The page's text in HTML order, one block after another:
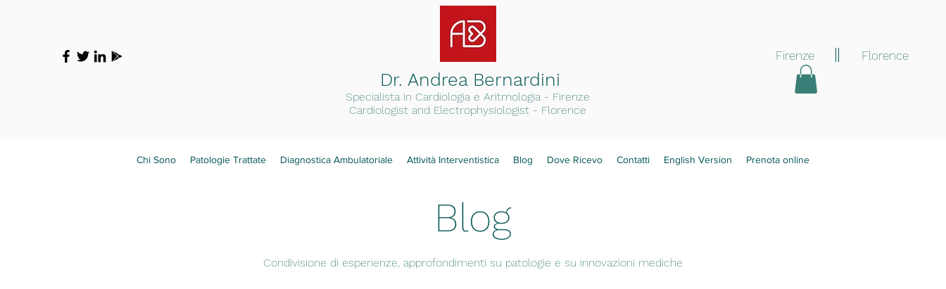
Dr. Andrea Bernardini
Specialista in Cardiologia e Aritmologia - Firenze
Cardiologist and Electrophysiologist - Florence
Firenze Florence
Chi Sono Patologie Trattate Diagnostica Ambulatoriale Attività Interventistica Blog Dove Ricevo Contatti English Version Prenota online
Blog
Condivisione di esperienze, approfondimenti su patologie e su innovazioni mediche